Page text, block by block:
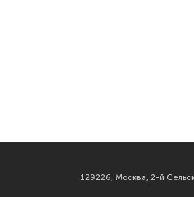
129226, Москва, 2-й